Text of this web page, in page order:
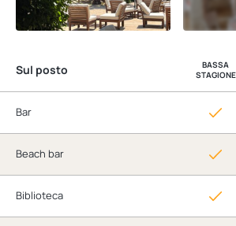
Sul posto
BASSA
STAGIONE
Bar
Beach bar
Biblioteca